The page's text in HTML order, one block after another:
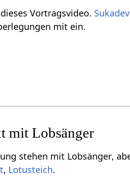
über Lobsänger‏‎ durch dieses Vortragsvideo. Sukadev
mit ein.
Einige
,
.